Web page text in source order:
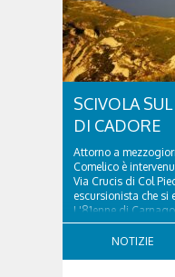
SCIVOLA
DI CADORE
Attorno a
Comelico è
Via Crucis di Col
escursionista che si
L'81enne di
comitiva e aveva
NOTIZIE